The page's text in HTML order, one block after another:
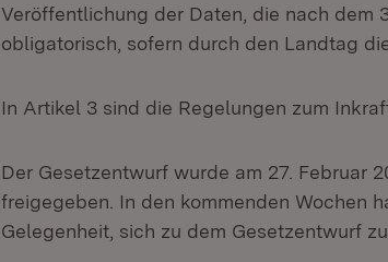
Veröffentlichung der Daten, die nach dem
obligatorisch, sofern durch den Landtag
In Artikel 3 sind die Regelungen zum
Der Gesetzentwurf wurde am 27. Februar
freigegeben. In den kommenden Wochen
Gelegenheit, sich zu dem Gesetzentwurf zu